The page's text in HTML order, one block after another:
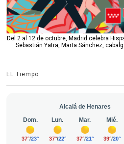
Del 2 al 12 de octubre, Madrid celebra
Sebastián Yatra, Marta Sánchez,
EL Tiempo